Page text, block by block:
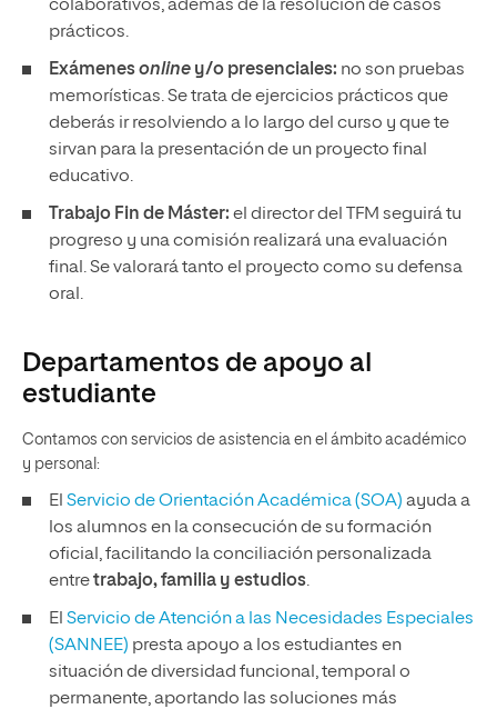
colaborativos, además de la resolución de casos
prácticos.
Exámenesonline y/o presenciales: no son pruebas
memorísticas. Se trata de ejercicios prácticos que
deberás ir resolviendo a lo largo del curso y que te
sirvan para la presentación de un proyecto final
educativo.
Trabajo Fin de Máster: el director del TFM seguirá tu
progreso y una comisión realizará una evaluación
final. Se valorará tanto el proyecto como su defensa
oral.
Departamentos de apoyo al
estudiante
Contamos con servicios de asistencia en el ámbito académico
y personal:
El Servicio de Orientación Académica (SOA) ayuda a
los alumnos en la consecución de su formación
oficial, facilitando la conciliación personalizada
entretrabajo, familia y estudios.
El Servicio de Atención a las Necesidades Especiales
(SANNEE) presta apoyo a los estudiantes en
situación de diversidad funcional, temporal o
permanente, aportando las soluciones más